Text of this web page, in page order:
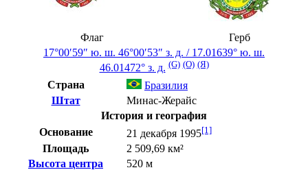
Флаг
Герб
17°00′59″ ю. ш. 46°00′53″ з. д. / 17.01639° ю. ш.
46.01472° з. д. (G) (O) (Я)
Страна
Бразилия
Штат
Минас-Жерайс
История и география
Основание
21 декабря 1995[1]
Площадь
2 509,69 км²
Высота центра
520 м